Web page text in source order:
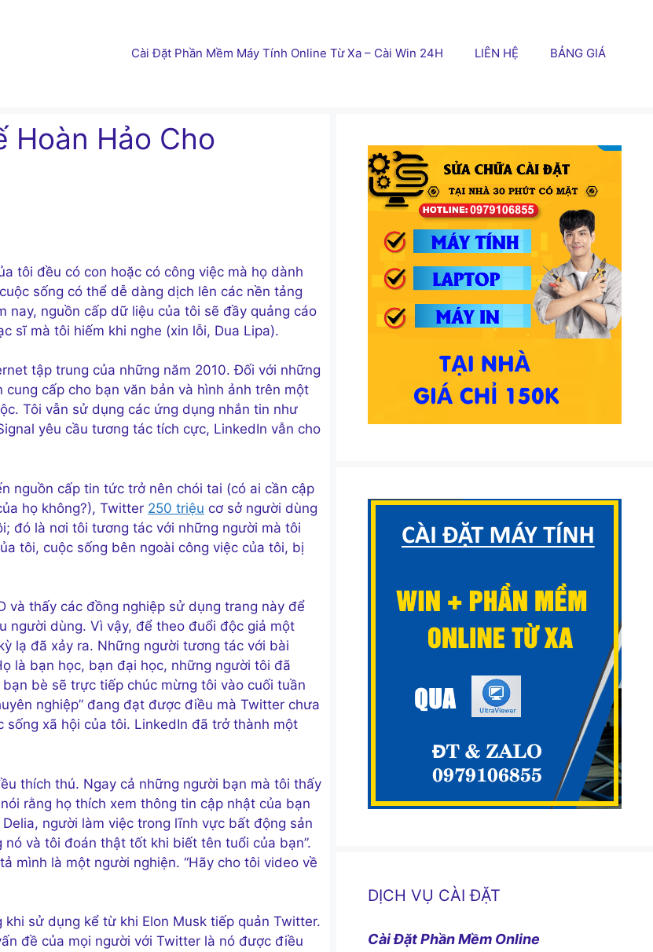
Cài Đặt Phần Mềm Máy Tính Online Từ Xa – Cài Win 24H LIÊN HỆ BẢNG GIÁ
Hoàn Hảo Cho
tôi đều có con hoặc có công việc mà họ dành
sống có thể dễ dàng dịch lên các nền tảng
nay, nguồn cấp dữ liệu của tôi sẽ đầy quảng cáo
sĩ mà tôi hiếm khi nghe (xin lỗi, Dua Lipa).
tập trung của những năm 2010. Đối với những
cấp cho bạn văn bản và hình ảnh trên một
Tôi vẫn sử dụng các ứng dụng nhắn tin như
yêu cầu tương tác tích cực, LinkedIn vẫn cho
nguồn cấp tin tức trở nên chói tai (có ai cần cập
họ không?), Twitter 250 triệu cơ sở người dùng
đó là nơi tôi tương tác với những người mà tôi
tôi, cuộc sống bên ngoài công việc của tôi, bị
và thấy các đồng nghiệp sử dụng trang này để
người dùng. Vì vậy, để theo đuổi độc giả một
lạ đã xảy ra. Những người tương tác với bài
là bạn học, bạn đại học, những người tôi đã
bè sẽ trực tiếp chúc mừng tôi vào cuối tuần
nghiệp” đang đạt được điều mà Twitter chưa
xã hội của tôi. LinkedIn đã trở thành một
thích thú. Ngay cả những người bạn mà tôi thấy
rằng họ thích xem thông tin cập nhật của bạn
người làm việc trong lĩnh vực bất động sản
và tôi đoán thật tốt khi biết tên tuổi của bạn”.
mình là một người nghiện. “Hãy cho tôi video về
sử dụng kể từ khi Elon Musk tiếp quản Twitter.
đề của mọi người với Twitter là nó được điều
DỊCH VỤ CÀI ĐẶT
Cài Đặt Phần Mềm Online